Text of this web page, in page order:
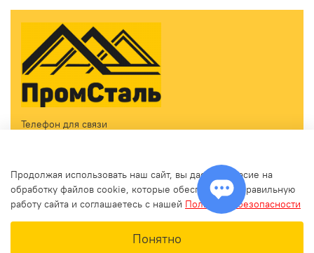
Телефон для связи
zakaz@promstalmsk.ru
Продолжая использовать наш сайт, вы даете согласие на
обработку файлов cookie, которые обеспечивают правильную
работу сайта и соглашаетесь с нашей Политикой безопасности
Понятно